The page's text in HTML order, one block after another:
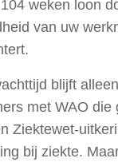
weken loon
van uw
blijft
met WAO die
Ziektewet-
bij ziekte.